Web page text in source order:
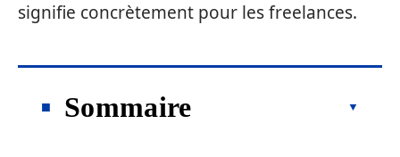
signifie concrètement pour les freelances.
Sommaire